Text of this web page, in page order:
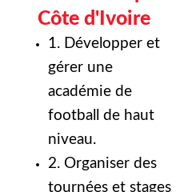
Côte d'Ivoire
1. Développer et
gérer une
académie de
football de haut
niveau.
2. Organiser des
tournées et stages